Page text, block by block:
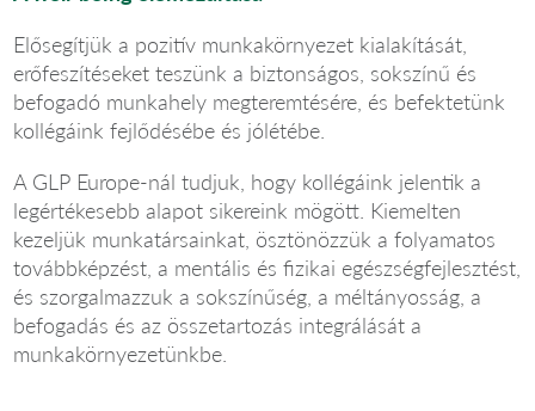
Elősegítjük a pozitív munkakörnyezet kialakítását,
erőfeszítéseket teszünk a biztonságos, sokszínű és
befogadó munkahely megteremtésére, és befektetünk
kollégáink fejlődésébe és jólétébe.
A GLP Europe-nál tudjuk, hogy kollégáink jelentik a
legértékesebb alapot sikereink mögött. Kiemelten
kezeljük munkatársainkat, ösztönözzük a folyamatos
továbbképzést, a mentális és fizikai egészségfejlesztést,
és szorgalmazzuk a sokszínűség, a méltányosság, a
befogadás és az összetartozás integrálását a
munkakörnyezetünkbe.